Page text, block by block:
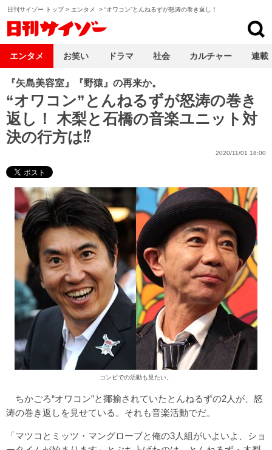
日刊サイゾー トップ> エンタメ > “オワコン”とんねるずが怒涛の巻き返し！
『矢島美容室』『野猿』の再来か。
“オワコン”とんねるずが怒涛の巻き
返し！ 木梨と石橋の音楽ユニット対
決の行方は⁉
2020/11/01 18:00
コンビでの活動も見たい。
ちかごろ“オワコン”と揶揄されていたとんねるずの2人が、怒
涛の巻き返しを見せている。それも音楽活動でだ。
「マツコとミッツ・マングローブと俺の3人組がいよいよ、ショ
エンタメ お笑い ドラマ 社会 カルチャー 連載